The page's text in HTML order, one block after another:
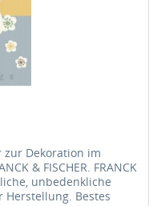
zur Dekoration im
& FISCHER. FRANCK
unbedenkliche
Herstellung. Bestes